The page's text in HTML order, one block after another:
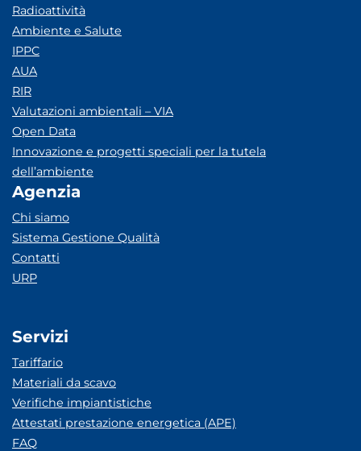
Radioattività
Ambiente e Salute
IPPC
AUA
RIR
Valutazioni ambientali – VIA
Open Data
Innovazione e progetti speciali per la tutela
dell’ambiente
Agenzia
Chi siamo
Sistema Gestione Qualità
Contatti
URP
Servizi
Tariffario
Materiali da scavo
Verifiche impiantistiche
Attestati prestazione energetica (APE)
FAQ